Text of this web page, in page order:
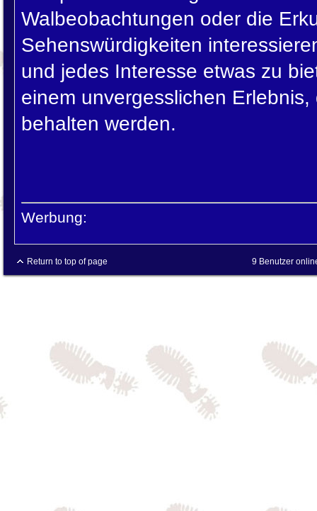
Walbeobachtungen oder die
Sehenswürdigkeiten
und jedes Interesse etwas zu
einem unvergesslichen
behalten werden.
Werbung:
Return to top of page 9 Benutzer